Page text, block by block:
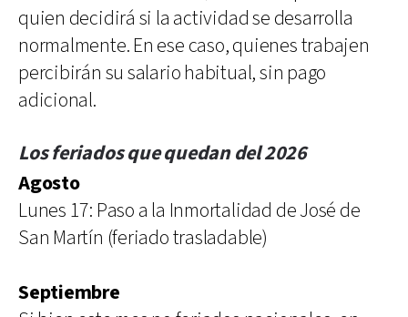
quien decidirá si la actividad se desarrolla
normalmente. En ese caso, quienes trabajen
percibirán su salario habitual, sin pago
adicional.
Los feriados que quedan del 2026
Agosto
Lunes 17: Paso a la Inmortalidad de José de
San Martín (feriado trasladable)
Septiembre